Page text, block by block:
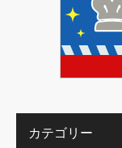
カテゴリー